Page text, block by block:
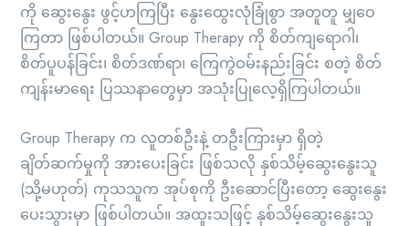
ကို ဆွေးနွေး ဖွင့်ဟကြပြီး နွေးထွေးလုံခြုံစွာ အတူတူ မျှဝေ
ကြတာ ဖြစ်ပါတယ်။ Group Therapy ကို စိတ်ကျရောဂါ၊
စိတ်ပူပန်ခြင်း၊ စိတ်ဒဏ်ရာ၊ ကြေကွဲဝမ်းနည်းခြင်း စတဲ့ စိတ်
ကျန်းမာရေး ပြဿနာတွေမှာ အသုံးပြုလေ့ရှိကြပါတယ်။
Group Therapy က လူတစ်ဦးနဲ့ တဦးကြားမှာ ရှိတဲ့
ချိတ်ဆက်မှုကို အားပေးခြင်း ဖြစ်သလို နှစ်သိမ့်ဆွေးနွေးသူ
(သို့မဟုတ်) ကုသသူက အုပ်စုကို ဦးဆောင်ပြီးတော့ ဆွေးနွေး
ပေးသွားမှာ ဖြစ်ပါတယ်။ အထူးသဖြင့် နှစ်သိမ့်ဆွေးနွေးသူ